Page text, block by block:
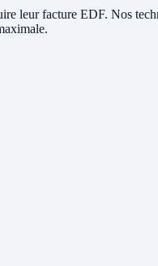
leur facture EDF. Nos